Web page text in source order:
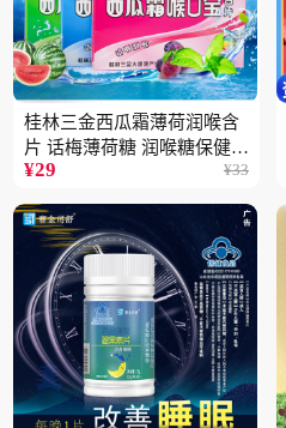
桂林三金西瓜霜薄荷润喉含
片 话梅薄荷糖 润喉糖保健食
品
¥29 ¥33